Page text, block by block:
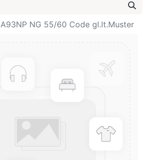
A93NP NG 55/60 Code gl.lt.Muster